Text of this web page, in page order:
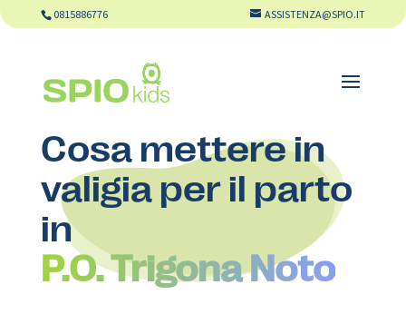
0815886776 ASSISTENZA@SPIO.IT
Cosa mettere in
valigia per il parto
in
P.O. Trigona Noto